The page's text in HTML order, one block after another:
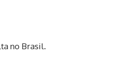
no Brasil.